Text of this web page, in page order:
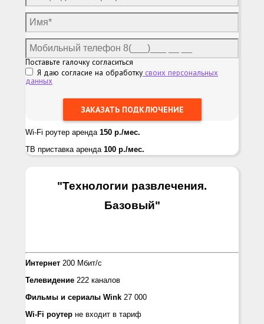
Поставьте галочку согласиться
Я даю согласие на обработку своих персональных
данных
Wi-Fi роутер аренда 150 р./мес.
ТВ приставка аренда 100 р./мес.
"Технологии развлечения.
Базовый"
Интернет 200 Мбит/с
Телевидение 222 каналов
Фильмы и сериалы Wink 27 000
Wi-Fi роутер не входит в тариф